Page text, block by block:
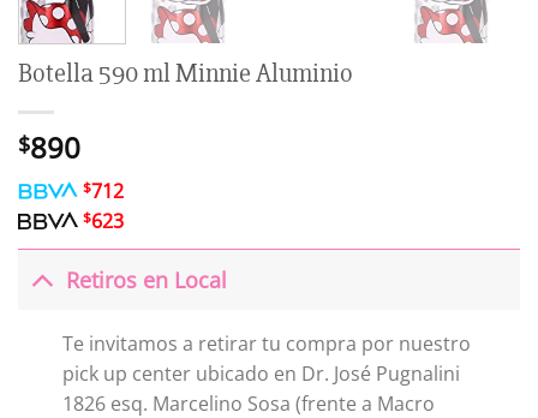
Botella 590 ml Minnie Aluminio
$890
$712
$623
Retiros en Local
Te invitamos a retirar tu compra por nuestro
pick up center ubicado en Dr. José Pugnalini
1826 esq. Marcelino Sosa (frente a Macro